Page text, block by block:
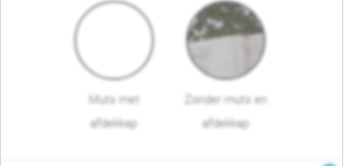
Muts met
afdekkap
Zonder muts en
afdekkap